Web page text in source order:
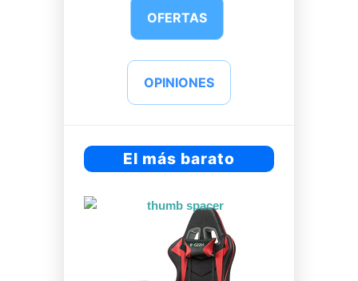
OFERTAS
OPINIONES
El más barato